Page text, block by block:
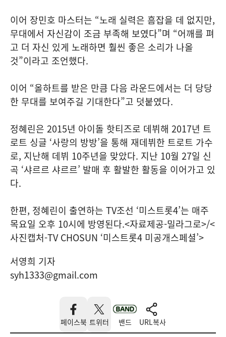
이어 장민호 마스터는 “노래 실력은 흠잡을 데 없지만,
무대에서 자신감이 조금 부족해 보였다”며 “어깨를 펴
고 더 자신 있게 노래하면 훨씬 좋은 소리가 나올
것”이라고 조언했다.
이어 “올하트를 받은 만큼 다음 라운드에서는 더 당당
한 무대를 보여주길 기대한다”고 덧붙였다.
정혜린은 2015년 아이돌 핫티즈로 데뷔해 2017년 트
로트 싱글 ‘사랑의 방방’을 통해 재데뷔한 트로트 가수
로, 지난해 데뷔 10주년을 맞았다. 지난 10월 27일 신
곡 ‘샤르르 샤르르’ 발매 후 활발한 활동을 이어가고 있
다.
한편, 정혜린이 출연하는 TV조선 ‘미스트롯4’는 매주
목요일 오후 10시에 방영된다.<자료제공-밀라그로>/<
사진캡처-TV CHOSUN ‘미스트롯4 미공개스페셜’>
서영희 기자
syh1333@gmail.com
페이스북 트위터 밴드 URL복사